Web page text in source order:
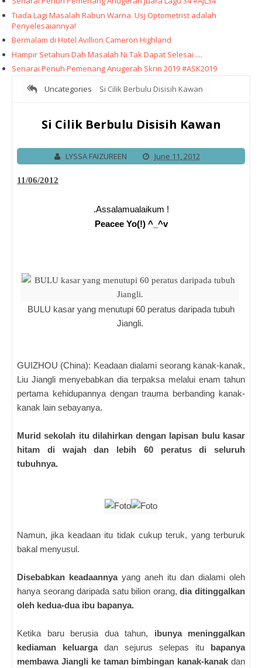
Tiada Lagi Masalah Rabun Warna. Usj Optometrist adalah
Penyelesaiannya!
Bermalam di Hotel Avillion Cameron Highland
Hampir Setahun Dah Masalah Ni Tak Dapat Selesai ....
Senarai Penuh Pemenang Anugerah Skrin 2019 #ASK2019
Uncategories
Si Cilik Berbulu Disisih Kawan
Si Cilik Berbulu Disisih Kawan
LYSSA FAIZUREEN June 11, 2012
11/06/2012
.Assalamualaikum !
Peacee Yo(!) ^_^v
BULU kasar yang menutupi 60 peratus daripada tubuh
Jiangli.
GUIZHOU (China): Keadaan dialami seorang kanak-kanak,
Liu Jiangli menyebabkan dia terpaksa melalui enam tahun
pertama kehidupannya dengan trauma berbanding kanak-
kanak lain sebayanya.
Murid sekolah itu dilahirkan dengan lapisan bulu kasar
hitam di wajah dan lebih 60 peratus di seluruh
tubuhnya.
Namun, jika keadaan itu tidak cukup teruk, yang terburuk
bakal menyusul.
Disebabkan keadaannyayang aneh itu dan dialami oleh
hanya seorang daripada satu bilion orang,dia ditinggalkan
oleh kedua-dua ibu bapanya.
Ketika baru berusia dua tahun, ibunya meninggalkan
kediaman keluargadan sejurus selepas itu bapanya
membawa Jiangli ke taman bimbingan kanak-kanak dan